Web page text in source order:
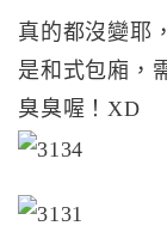
真的都沒變耶
是和式包廂，
臭臭喔！XD